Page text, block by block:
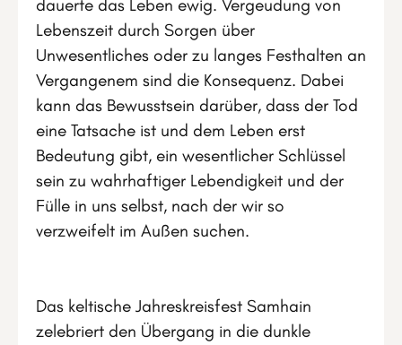
dauerte das Leben ewig. Vergeudung von
Lebenszeit durch Sorgen über
Unwesentliches oder zu langes Festhalten an
Vergangenem sind die Konsequenz. Dabei
kann das Bewusstsein darüber, dass der Tod
eine Tatsache ist und dem Leben erst
Bedeutung gibt, ein wesentlicher Schlüssel
sein zu wahrhaftiger Lebendigkeit und der
Fülle in uns selbst, nach der wir so
verzweifelt im Außen suchen.
Das keltische Jahreskreisfest Samhain
zelebriert den Übergang in die dunkle